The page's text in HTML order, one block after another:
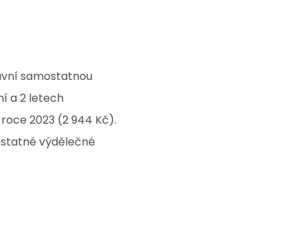
samostatnou
a 2 letech
2023 (2 944 Kč).
výdělečné